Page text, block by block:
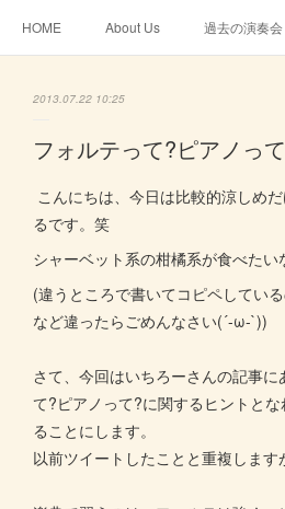
HOME About Us 過去の演奏会
2013.07.22 10:25
フォルテって?ピアノっ
こんにちは、今日は比較的涼しめ
るです。笑
シャーベット系の柑橘系が食べたい
(違うところで書いてコピペしてい
など違ったらごめんなさい(´-ω-`))
さて、今回はいちろーさんの記事
て?ピアノって?に関するヒントと
ることにします。
以前ツイートしたことと重複します